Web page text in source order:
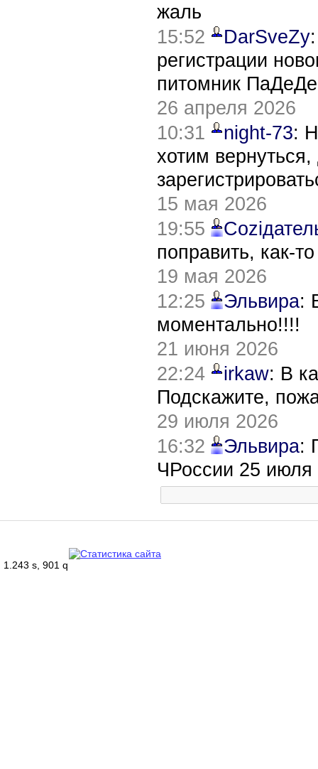
жаль
15:52
DarSveZy
регистрации
питомник
26 апреля 2026
10:31
night-73:
хотим
15 мая 2026
19:55
поправить, как-
19 мая 2026
12:25
Эльвира:
моментально!!!!
21 июня 2026
22:24
irkaw: В
Подскажите,
29 июля 2026
16:32
Эльвира:
ЧРоссии 25 июля
1.243 s, 901 q